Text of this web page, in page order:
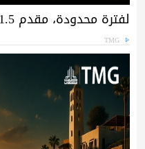
لفترة محدودة، مقدم 1.5% وتقسيط حتى 15 سنة
TMG